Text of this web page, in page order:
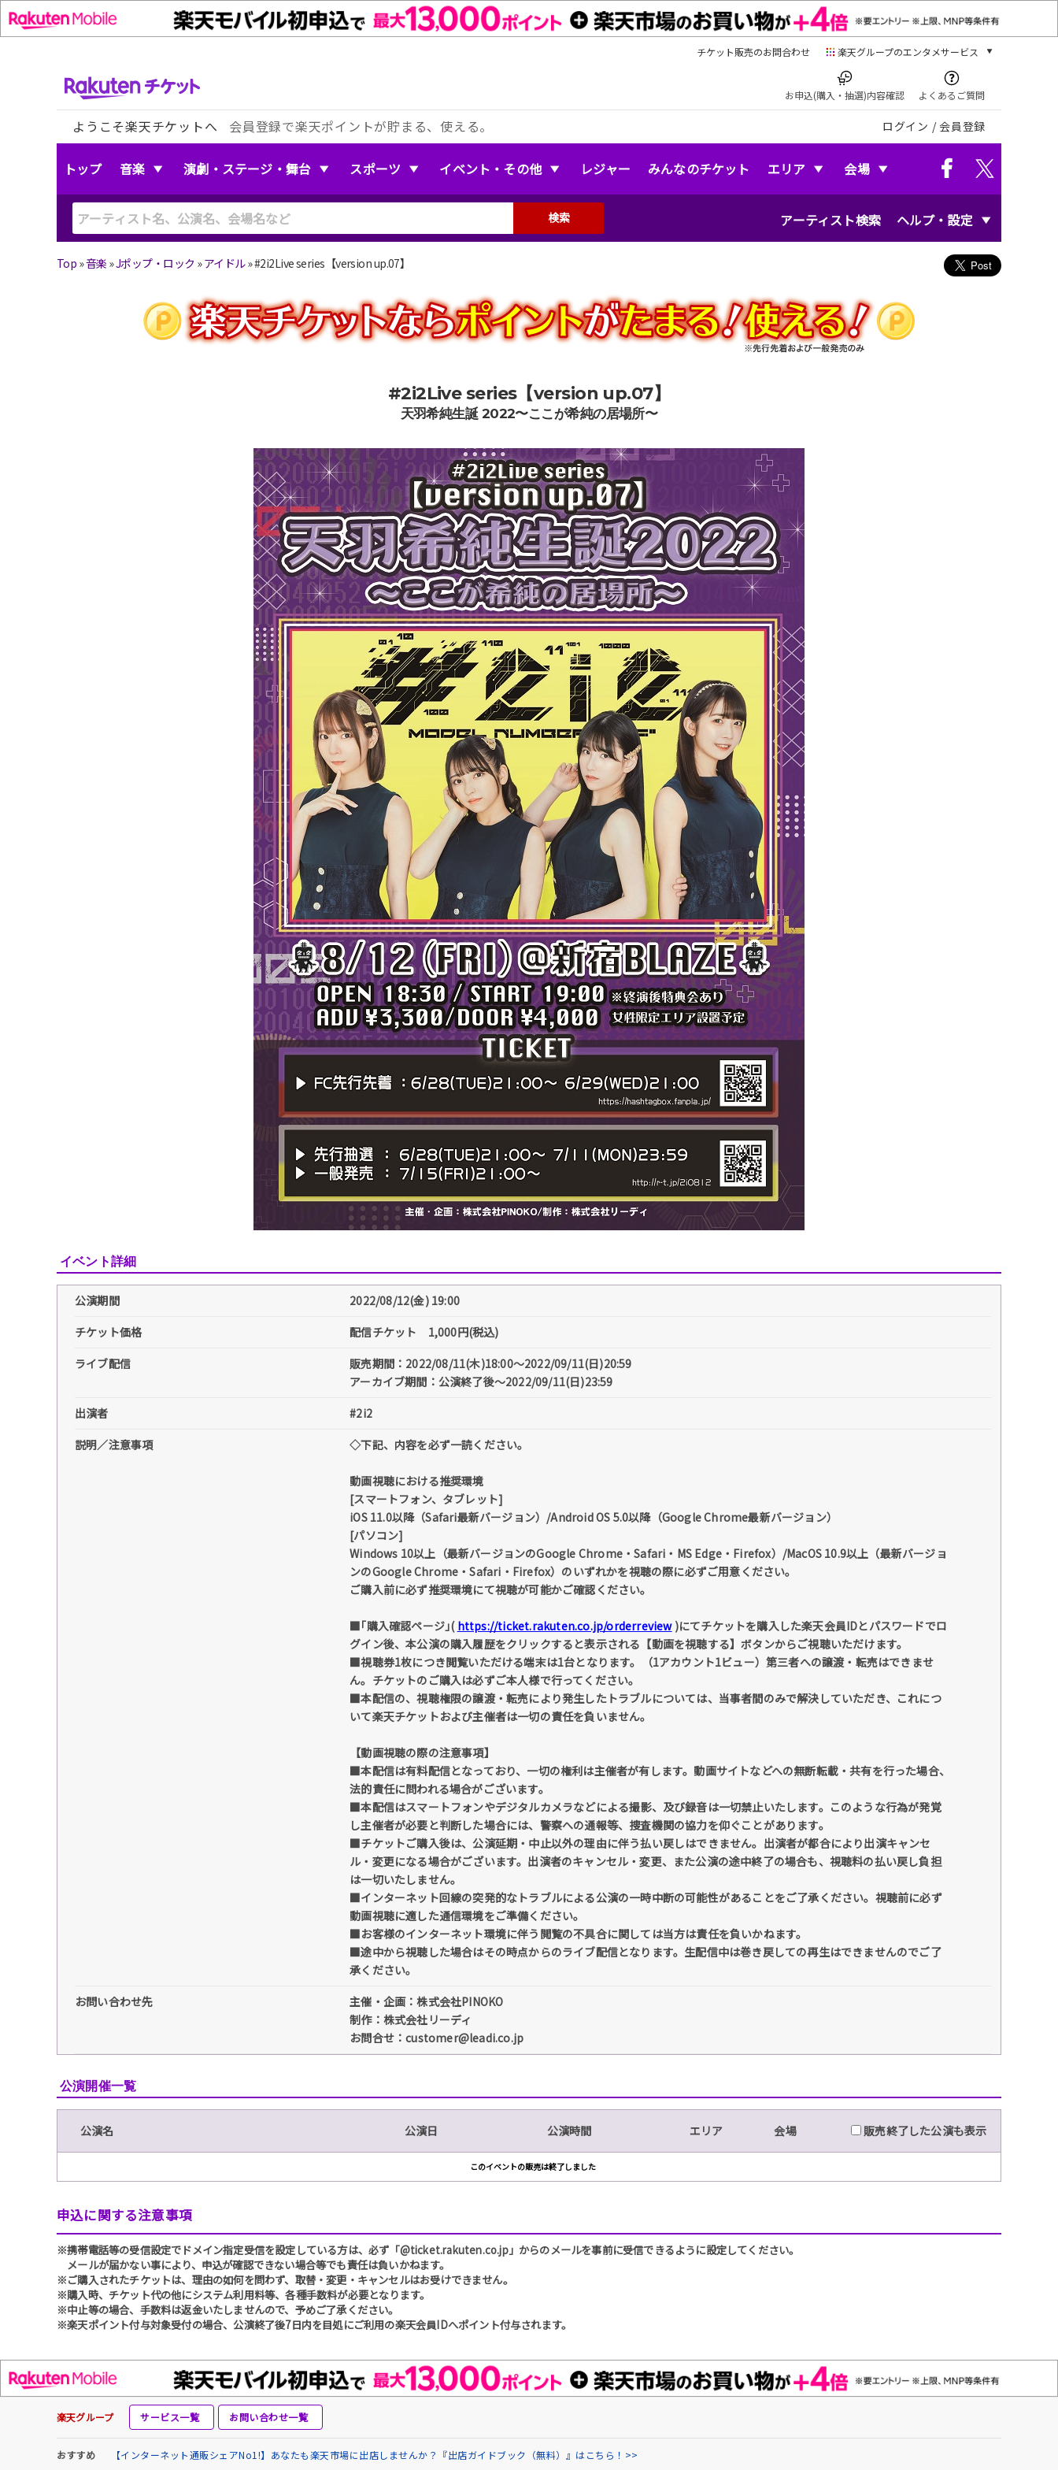
チケット販売のお問合わせ 楽天グループのエンタメサービス
本/ゲーム/CD/DVD
楽天ブックス
電子書籍
楽天Kobo
音楽配信
動画配信ガイド
Rakuten PLAY
無料テレビ
Rチャンネル
お申込(購入・抽選)内容確認 よくあるご質問
ようこそ楽天チケットへ 会員登録で楽天ポイントが貯まる、使える。 ログイン / 会員登録
トップ 音楽 演劇・ステージ・舞台 スポーツ イベント・その他 レジャー みんなのチケット エリア 会場
アーティスト検索 ヘルプ・設定
検索
Top »音楽 »Jポップ・ロック »アイドル»#2i2Live series【version up.07】
#2i2Live series【version up.07】
天羽希純生誕 2022〜ここが希純の居場所〜
イベント詳細
公演期間
2022/08/12(金) 19:00
チケット価格
配信チケット 1,000円(税込)
ライブ配信
販売期間：2022/08/11(木)18:00～2022/09/11(日)20:59
アーカイブ期間：公演終了後～2022/09/11(日)23:59
出演者
#2i2
説明／注意事項
◇下記、内容を必ず一読ください。
動画視聴における推奨環境
[スマートフォン、タブレット]
iOS 11.0以降（Safari最新バージョン）/Android OS 5.0以降（Google Chrome最新バージョン）
[パソコン]
Windows 10以上（最新バージョンのGoogle Chrome・Safari・MS Edge・Firefox）/MacOS 10.9以上（最新バージョ
ンのGoogle Chrome・Safari・Firefox）のいずれかを視聴の際に必ずご用意ください。
ご購入前に必ず推奨環境にて視聴が可能かご確認ください。
■｢購入確認ページ｣( https://ticket.rakuten.co.jp/orderreview)にてチケットを購入した楽天会員IDとパスワードでロ
グイン後、本公演の購入履歴をクリックすると表示される【動画を視聴する】ボタンからご視聴いただけます。
■視聴券1枚につき閲覧いただける端末は1台となります。（1アカウント1ビュー）第三者への譲渡・転売はできませ
ん。チケットのご購入は必ずご本人様で行ってください。
■本配信の、視聴権限の譲渡・転売により発生したトラブルについては、当事者間のみで解決していただき、これにつ
いて楽天チケットおよび主催者は一切の責任を負いません。
【動画視聴の際の注意事項】
■本配信は有料配信となっており、一切の権利は主催者が有します。動画サイトなどへの無断転載・共有を行った場合、
法的責任に問われる場合がございます。
■本配信はスマートフォンやデジタルカメラなどによる撮影、及び録音は一切禁止いたします。このような行為が発覚
し主催者が必要と判断した場合には、警察への通報等、捜査機関の協力を仰ぐことがあります。
■チケットご購入後は、公演延期・中止以外の理由に伴う払い戻しはできません。出演者が都合により出演キャンセ
ル・変更になる場合がございます。出演者のキャンセル・変更、また公演の途中終了の場合も、視聴料の払い戻し負担
は一切いたしません。
■インターネット回線の突発的なトラブルによる公演の一時中断の可能性があることをご了承ください。視聴前に必ず
動画視聴に適した通信環境をご準備ください。
■お客様のインターネット環境に伴う閲覧の不具合に関しては当方は責任を負いかねます。
■途中から視聴した場合はその時点からのライブ配信となります。生配信中は巻き戻しての再生はできませんのでご了
承ください。
お問い合わせ先
主催・企画：株式会社PINOKO
制作：株式会社リーディ
お問合せ：customer@leadi.co.jp
公演開催一覧
公演名 公演日 公演時間 エリア 会場 販売終了した公演も表示
このイベントの販売は終了しました
申込に関する注意事項
※携帯電話等の受信設定でドメイン指定受信を設定している方は、必ず「@ticket.rakuten.co.jp」からのメールを事前に受信できるように設定してください。
メールが届かない事により、申込が確認できない場合等でも責任は負いかねます。
※ご購入されたチケットは、理由の如何を問わず、取替・変更・キャンセルはお受けできません。
※購入時、チケット代の他にシステム利用料等、各種手数料が必要となります。
※中止等の場合、手数料は返金いたしませんので、予めご了承ください。
※楽天ポイント付与対象受付の場合、公演終了後7日内を目処にご利用の楽天会員IDへポイント付与されます。
楽天グループ サービス一覧 お問い合わせ一覧
おすすめ 【インターネット通販シェアNo1!】あなたも楽天市場に出店しませんか？『出店ガイドブック（無料）』はこちら！>>